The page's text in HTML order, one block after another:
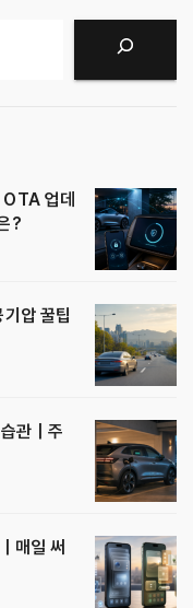
업데
?
압 꿀팁
관｜주
매일 써